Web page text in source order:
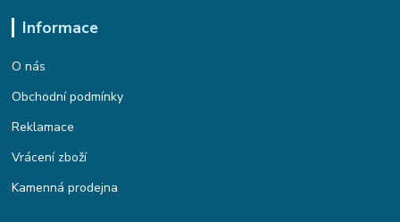
Informace
O nás
Obchodní podmínky
Reklamace
Vrácení zboží
Kamenná prodejna